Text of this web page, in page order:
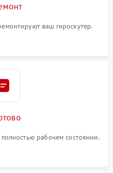
ваш гироскутер.
рабочем состоянии.